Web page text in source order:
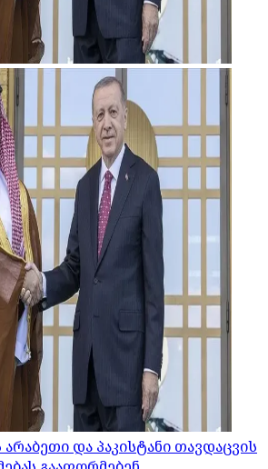
და პაკისტანი თავდაცვის